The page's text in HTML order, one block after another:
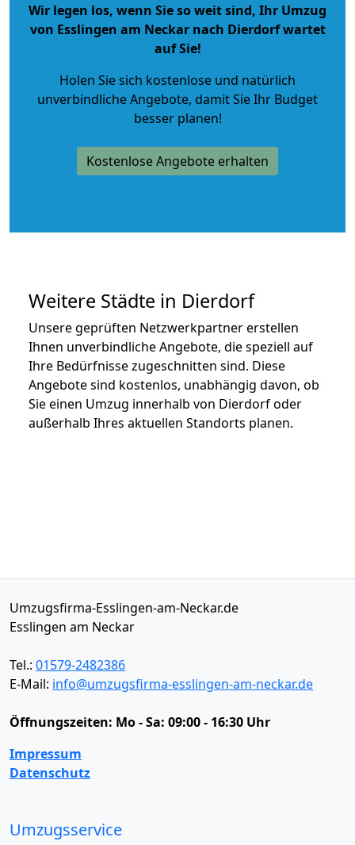
Wir legen los, wenn Sie so weit sind, Ihr Umzug
von Esslingen am Neckar nach Dierdorf wartet
auf Sie!
Holen Sie sich kostenlose und natürlich
unverbindliche Angebote, damit Sie Ihr Budget
besser planen!
Kostenlose Angebote erhalten
Weitere Städte in Dierdorf
Unsere geprüften Netzwerkpartner erstellen
Ihnen unverbindliche Angebote, die speziell auf
Ihre Bedürfnisse zugeschnitten sind. Diese
Angebote sind kostenlos, unabhängig davon, ob
Sie einen Umzug innerhalb von Dierdorf oder
außerhalb Ihres aktuellen Standorts planen.
Umzugsfirma-Esslingen-am-Neckar.de
Esslingen am Neckar
Tel.: 01579-2482386
E-Mail: info@umzugsfirma-esslingen-am-neckar.de
Öffnungszeiten: Mo - Sa: 09:00 - 16:30 Uhr
Impressum
Datenschutz
Umzugsservice